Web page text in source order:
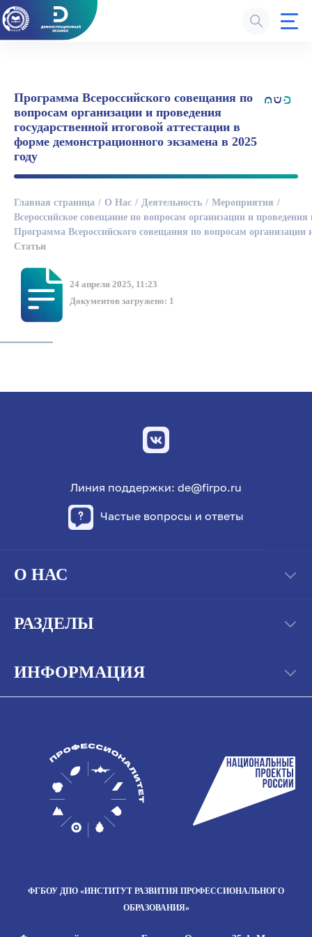
Программа Всероссийского совещания по
вопросам организации и проведения
государственной итоговой аттестации в
форме демонстрационного экзамена в 2025
году
Главная страница О Нас Деятельность
Мероприятия
Всероссийское совещание по вопросам организации и
Программа Всероссийского совещания по вопросам организации
Статьи
24 апреля 2025, 11:23
Документов загружено: 1
Линия поддержки: de@firpo.ru
Частые вопросы и ответы
О НАС
РАЗДЕЛЫ
ИНФОРМАЦИЯ
ФГБОУ ДПО «ИНСТИТУТ РАЗВИТИЯ ПРОФЕССИОНАЛЬНОГО
ОБРАЗОВАНИЯ»